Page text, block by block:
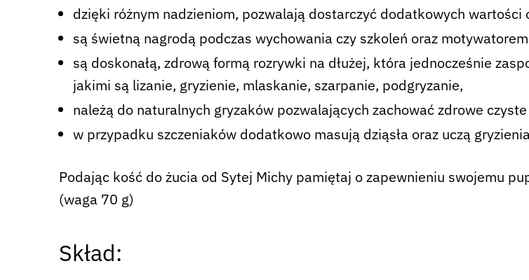
dzięki różnym nadzieniom, pozwalają dostarczyć dodatkowych wartości
są świetną nagrodą podczas wychowania czy szkoleń oraz
są doskonałą, zdrową formą rozrywki na dłużej, która jednocześnie
jakimi są lizanie, gryzienie, mlaskanie, szarpanie, podgryzanie,
należą do naturalnych gryzaków pozwalających zachować zdrowe
w przypadku szczeniaków dodatkowo masują dziąsła oraz uczą
Podając kość do żucia od Sytej Michy pamiętaj o zapewnieniu swojemu
(waga 70 g)
Skład: